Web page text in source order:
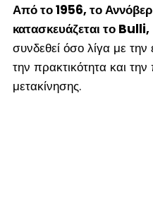
Από το 1956, το
κατασκευάζεται το Bulli,
συνδεθεί όσο λίγα με την
την πρακτικότητα και
μετακίνησης.